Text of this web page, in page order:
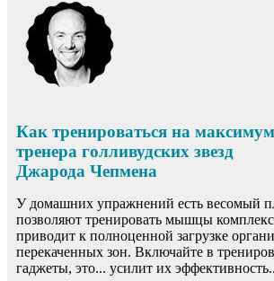
Как тренироваться на
тренера голливудских звезд
Джарода Чепмена
У домашних упражнений есть весомый
позволяют тренировать мышцы
приводит к полноценной загрузке
перекаченных зон. Включайте в
гаджеты, это... усилит их